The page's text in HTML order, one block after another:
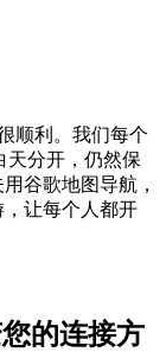
顺利。我们每个
天分开，仍然保
谷歌地图导航，
让每个人都开
的连接方